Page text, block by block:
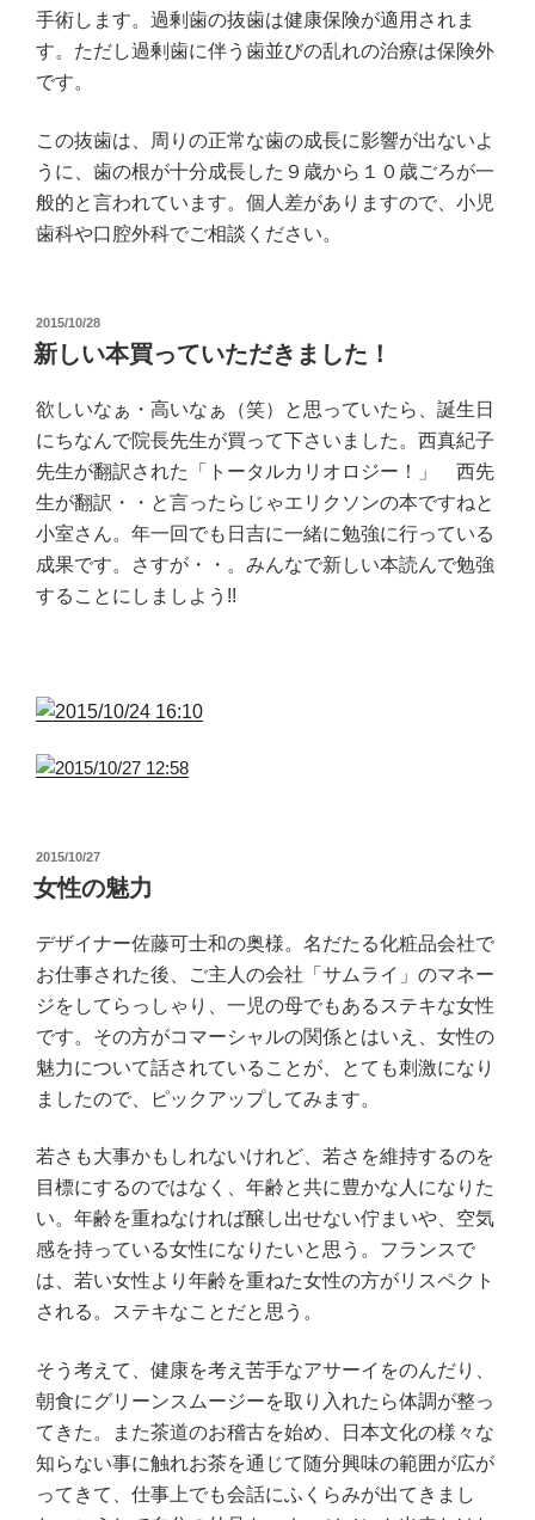
手術します。過剰歯の抜歯は健康保険が適用されま
す。ただし過剰歯に伴う歯並びの乱れの治療は保険外
です。
この抜歯は、周りの正常な歯の成長に影響が出ないよ
うに、歯の根が十分成長した９歳から１０歳ごろが一
般的と言われています。個人差がありますので、小児
歯科や口腔外科でご相談ください。
投
稿
日:
2015/10/28
新しい本買っていただきました！
欲しいなぁ・高いなぁ（笑）と思っていたら、誕生日
にちなんで院長先生が買って下さいました。西真紀子
先生が翻訳された「トータルカリオロジー！」 西先
生が翻訳・・と言ったらじゃエリクソンの本ですねと
小室さん。年一回でも日吉に一緒に勉強に行っている
成果です。さすが・・。みんなで新しい本読んで勉強
することにしましよう!!
投
稿
日:
2015/10/27
女性の魅力
デザイナー佐藤可士和の奥様。名だたる化粧品会社で
お仕事された後、ご主人の会社「サムライ」のマネー
ジをしてらっしゃり、一児の母でもあるステキな女性
です。その方がコマーシャルの関係とはいえ、女性の
魅力について話されていることが、とても刺激になり
ましたので、ピックアップしてみます。
若さも大事かもしれないけれど、若さを維持するのを
目標にするのではなく、年齢と共に豊かな人になりた
い。年齢を重ねなければ醸し出せない佇まいや、空気
感を持っている女性になりたいと思う。フランスで
は、若い女性より年齢を重ねた女性の方がリスペクト
される。ステキなことだと思う。
そう考えて、健康を考え苦手なアサーイをのんだり、
朝食にグリーンスムージーを取り入れたら体調が整っ
てきた。また茶道のお稽古を始め、日本文化の様々な
知らない事に触れお茶を通じて随分興味の範囲が広が
ってきて、仕事上でも会話にふくらみが出てきまし